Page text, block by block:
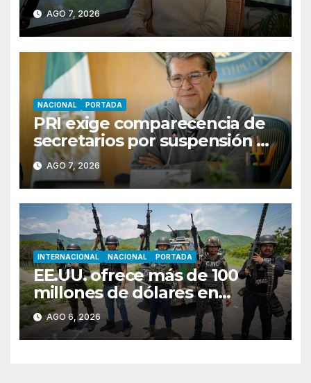
AGO 7, 2026
NACIONAL PORTADA
PRI exige comparecencia de
secretarios por suspensión de
aguacate; Monreal llama a
cerrar filas
AGO 7, 2026
INTERNACIONAL NACIONAL PORTADA
EE.UU. ofrece más de 100
millones de dólares en
recompensas por líderes del
CJNG
AGO 6, 2026